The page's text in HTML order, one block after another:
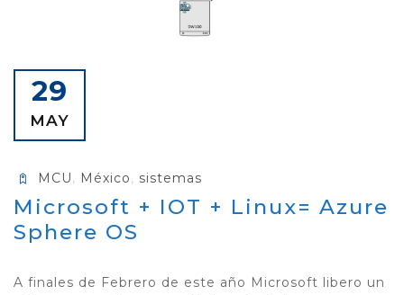
29
MAY
MCU, México, sistemas
Microsoft + IOT + Linux= Azure
Sphere OS
A finales de Febrero de este año Microsoft libero un